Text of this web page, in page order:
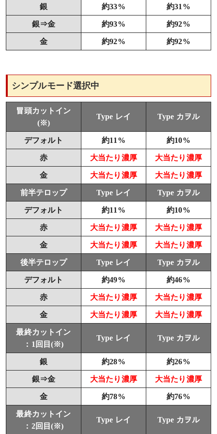
銀 約33% 約31%
銀⇒金 約93% 約92%
金 約92% 約92%
シンプルモード選択中
冒頭カットイン
(※)
Type レイ Type カヲル
デフォルト 約11% 約10%
赤 大当たり濃厚 大当たり濃厚
金 大当たり濃厚 大当たり濃厚
前半テロップ Type レイ Type カヲル
デフォルト 約11% 約10%
赤 大当たり濃厚 大当たり濃厚
金 大当たり濃厚 大当たり濃厚
後半テロップ Type レイ Type カヲル
デフォルト 約49% 約46%
赤 大当たり濃厚 大当たり濃厚
金 大当たり濃厚 大当たり濃厚
最終カットイン
：1回目(※)
Type レイ Type カヲル
銀 約28% 約26%
銀⇒金 大当たり濃厚 大当たり濃厚
金 約78% 約76%
最終カットイン
：2回目(※)
Type レイ Type カヲル